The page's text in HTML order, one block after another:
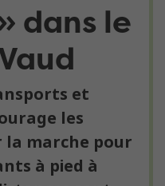
dans le
et
les
marche pour
à pied à